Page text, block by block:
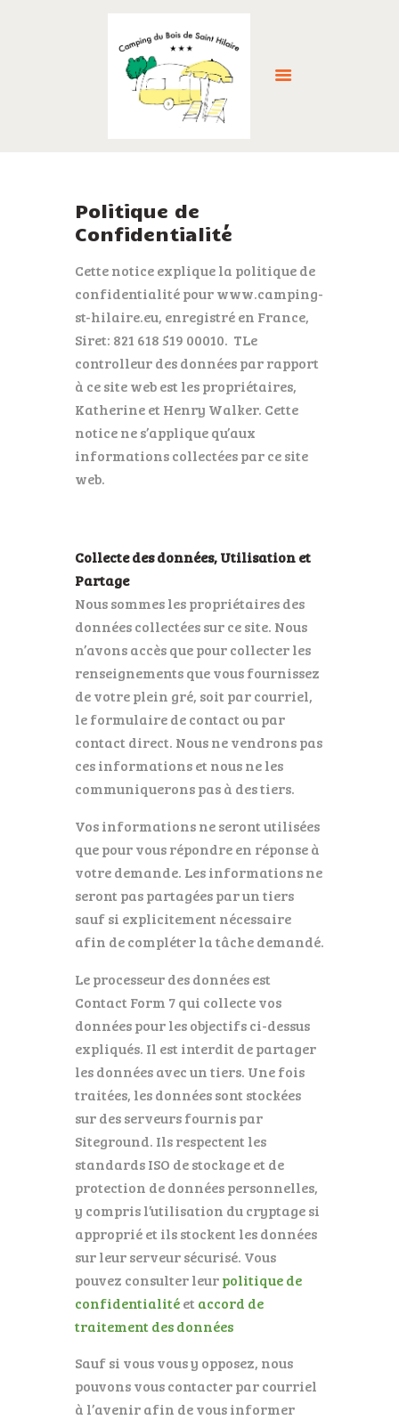
SERVICES
GALERIE
RÉSERVER >
ACTUALITÉS
CONTACT
FRANÇAIS
Politique de
Confidentialité
Cette notice explique la politique de
confidentialité pour www.camping-
st-hilaire.eu, enregistré en France,
Siret: 821 618 519 00010. TLe
controlleur des données par rapport
à ce site web est les propriétaires,
Katherine et Henry Walker. Cette
notice ne s’applique qu’aux
informations collectées par ce site
web.
Collecte des données, Utilisation et
Partage
Nous sommes les propriétaires des
données collectées sur ce site. Nous
n’avons accès que pour collecter les
renseignements que vous fournissez
de votre plein gré, soit par courriel,
le formulaire de contact ou par
contact direct. Nous ne vendrons pas
ces informations et nous ne les
communiquerons pas à des tiers.
Vos informations ne seront utilisées
que pour vous répondre en réponse à
votre demande. Les informations ne
seront pas partagées par un tiers
sauf si explicitement nécessaire
afin de compléter la tâche demandé.
Le processeur des données est
Contact Form 7 qui collecte vos
données pour les objectifs ci-dessus
expliqués. Il est interdit de partager
les données avec un tiers. Une fois
traitées, les données sont stockées
sur des serveurs fournis par
Siteground. Ils respectent les
standards ISO de stockage et de
protection de données personnelles,
y compris l’utilisation du cryptage si
approprié et ils stockent les données
sur leur serveur sécurisé. Vous
pouvez consulter leurpolitique de
confidentialitéet accord de
traitement des données
Sauf si vous vous y opposez, nous
pouvons vous contacter par courriel
à l’avenir afin de vous informer